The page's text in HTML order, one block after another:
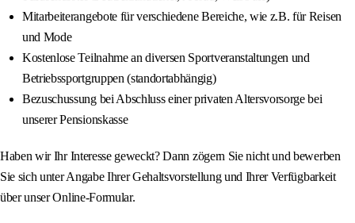
Mitarbeiterangebote für verschiedene Bereiche, wie z.B. für Reisen
und Mode
Kostenlose Teilnahme an diversen Sportveranstaltungen und
Betriebssportgruppen (standortabhängig)
Bezuschussung bei Abschluss einer privaten Altersvorsorge bei
unserer Pensionskasse
Haben wir Ihr Interesse geweckt? Dann zögern Sie nicht und bewerben
Sie sich unter Angabe Ihrer Gehaltsvorstellung und Ihrer Verfügbarkeit
über unser Online-Formular.